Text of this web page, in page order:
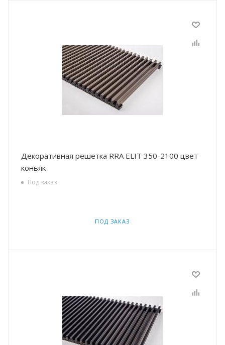
Декоративная решетка RRA ELIT 350-2100 цвет
коньяк
Под заказ
ПОД ЗАКАЗ